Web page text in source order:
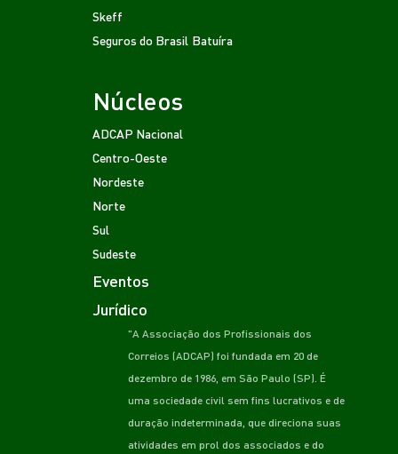
Skeff
Seguros do Brasil Batuíra
Núcleos
ADCAP Nacional
Centro-Oeste
Nordeste
Norte
Sul
Sudeste
Eventos
Jurídico
"A Associação dos Profissionais dos
Correios (ADCAP) foi fundada em 20 de
dezembro de 1986, em São Paulo (SP). É
uma sociedade civil sem fins lucrativos e de
duração indeterminada, que direciona suas
atividades em prol dos associados e do